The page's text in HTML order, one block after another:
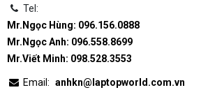
Tel:
Mr.Ngọc Hùng: 096.156.0888
Mr.Ngọc Anh: 096.558.8699
Mr.Viết Minh: 098.528.3553
Email: anhkn@laptopworld.com.vn